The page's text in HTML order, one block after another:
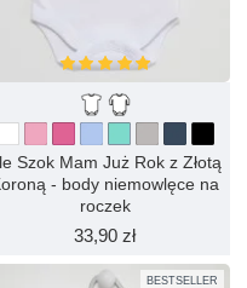
Szok Mam Już Rok z Złotą
- body niemowlęce na
roczek
33,90 zł
BESTSELLER